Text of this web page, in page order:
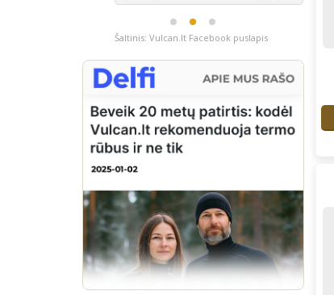
Šaltinis: Vulcan.lt Facebook puslapis